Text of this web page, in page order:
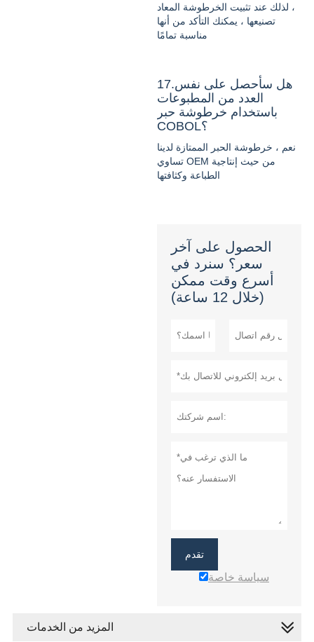
، لذلك عند تثبيت الخرطوشة المعاد
تصنيعها ، يمكنك التأكد من أنها
مناسبة تمامًا
17.هل سأحصل على نفس
العدد من المطبوعات
باستخدام خرطوشة حبر
COBOL؟
نعم ، خرطوشة الحبر الممتازة لدينا
تساوي OEM من حيث إنتاجية
الطباعة وكثافتها
الحصول على آخر
سعر؟ سنرد في
أسرع وقت ممكن
(خلال 12 ساعة)
تقدم
سياسة خاصة
المزيد من الخدمات